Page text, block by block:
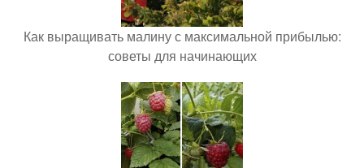
Как выращивать малину с максимальной прибылью:
советы для начинающих